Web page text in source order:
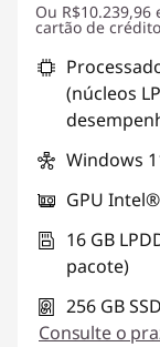
Economias
Ou R$10.239,96
cartão de
(núcleos
Windows
GPU
16 GB
pacote)
256 GB
Consulte o